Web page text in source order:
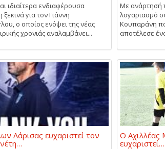
ιδιαίτερα ενδιαφέρουσα
για τον Γιάννη
ο οποίος ενόψει της νέας
χρονιάς αναλαμβάνει...
Με ανάρτησή
λογαριασμό
Κουπαράνη
αποτέλεσε
Λάρισας ευχαριστεί τον
Ο Αχιλλέας
ευχαριστεί…